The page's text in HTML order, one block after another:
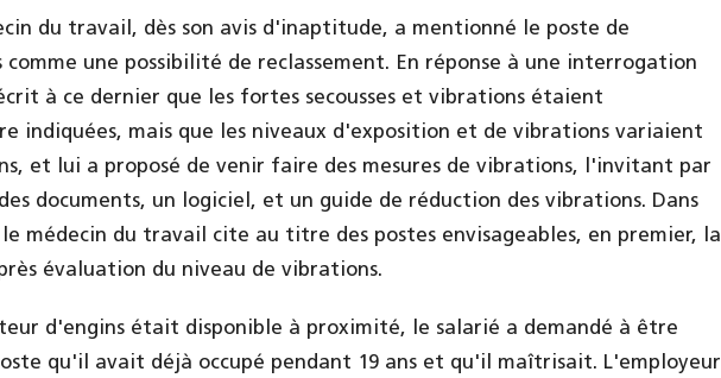
du travail, dès son avis d'inaptitude, a mentionné le poste de
comme une possibilité de reclassement. En réponse à une interrogation
à ce dernier que les fortes secousses et vibrations étaient
indiquées, mais que les niveaux d'exposition et de vibrations variaient
et lui a proposé de venir faire des mesures de vibrations, l'invitant par
documents, un logiciel, et un guide de réduction des vibrations. Dans
médecin du travail cite au titre des postes envisageables, en premier, la
évaluation du niveau de vibrations.
d'engins était disponible à proximité, le salarié a demandé à être
qu'il avait déjà occupé pendant 19 ans et qu'il maîtrisait. L'employeur